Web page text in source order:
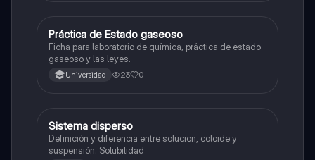
Química
Práctica de Estado gaseoso
Ficha para laboratorio de química, práctica de estado
gaseoso y las leyes.
Universidad 23 0
Química
Sistema disperso
Definición y diferencia entre solucion, coloide y
suspensión. Solubilidad